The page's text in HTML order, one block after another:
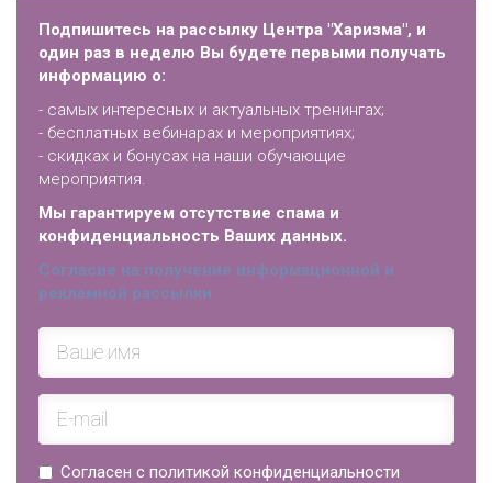
Подпишитесь на рассылку Центра "Харизма", и
один раз в неделю Вы будете первыми получать
информацию о:
- самых интересных и актуальных тренингах;
- бесплатных вебинарах и мероприятиях;
- скидках и бонусах на наши обучающие
мероприятия.
Мы гарантируем отсутствие спама и
конфиденциальность Ваших данных.
Согласие на получение информационной и
рекламной рассылки
Согласен с политикой конфиденциальности